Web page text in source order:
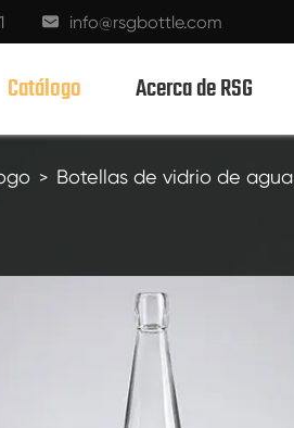
 info@rsgbottle.com
Catálogo
DE VINO
Acerca de RSG
Botellas de vidrio de agua